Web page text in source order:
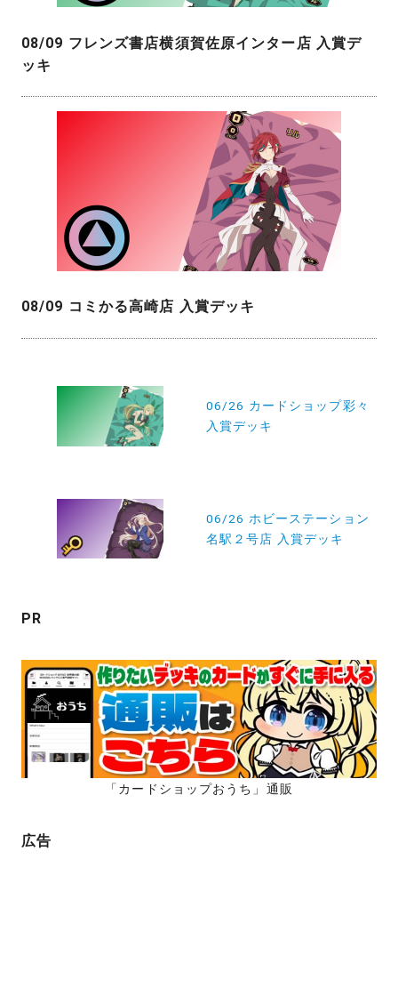
08/09 フレンズ書店横須賀佐原インター店 入賞デ
ッキ
08/09 コミかる高崎店 入賞デッキ
ン
06/26 カードショップ彩々
入賞デッキ
06/26 ホビーステーション
名駅２号店 入賞デッキ
PR
「カードショップおうち」通販
広告